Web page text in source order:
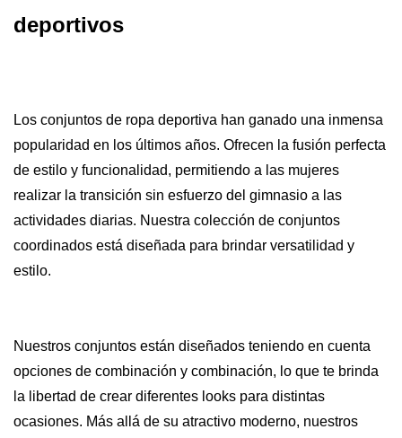
deportivos
Los conjuntos de ropa deportiva han ganado una inmensa
popularidad en los últimos años. Ofrecen la fusión perfecta
de estilo y funcionalidad, permitiendo a las mujeres
realizar la transición sin esfuerzo del gimnasio a las
actividades diarias. Nuestra colección de conjuntos
coordinados está diseñada para brindar versatilidad y
estilo.
Nuestros conjuntos están diseñados teniendo en cuenta
opciones de combinación y combinación, lo que te brinda
la libertad de crear diferentes looks para distintas
ocasiones. Más allá de su atractivo moderno, nuestros